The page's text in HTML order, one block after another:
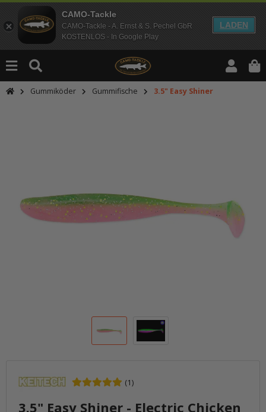
CAMO-Tackle
CAMO-Tackle - A. Ernst & S. Pechel GbR
KOSTENLOS - In Google Play
LADEN
Gummiköder Gummifische 3.5" Easy Shiner
(1)
3.5" Easy Shiner - Electric Chicken